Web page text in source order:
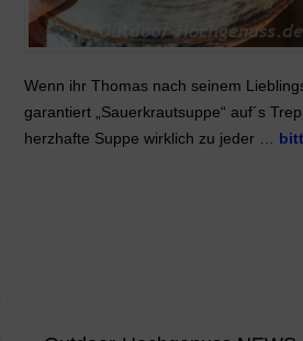
Wenn ihr Thomas nach seinem
garantiert „Sauerkrautsuppe“ auf´s
herzhafte Suppe wirklich zu jeder …